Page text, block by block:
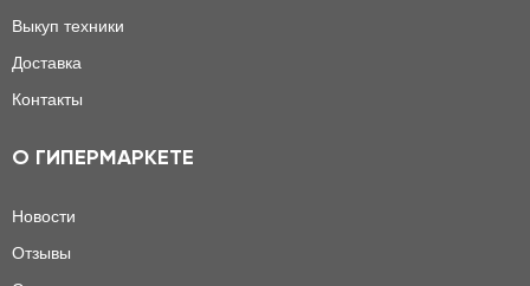
Выкуп техники
Доставка
Контакты
О ГИПЕРМАРКЕТЕ
Новости
Отзывы